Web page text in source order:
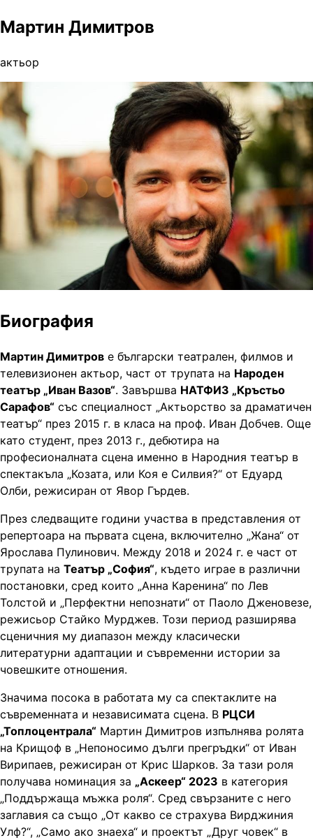
Мартин Димитров
актьор
Биография
Мартин Димитров е български театрален, филмов и
телевизионен актьор, част от трупата на Народен
театър „Иван Вазов“. Завършва НАТФИЗ „Кръстьо
Сарафов“ със специалност „Актьорство за драматичен
театър“ през 2015 г. в класа на проф. Иван Добчев. Още
като студент, през 2013 г., дебютира на
професионалната сцена именно в Народния театър в
спектакъла „Козата, или Коя е Силвия?“ от Едуард
Олби, режисиран от Явор Гърдев.
През следващите години участва в представления от
репертоара на първата сцена, включително „Жана“ от
Ярослава Пулинович. Между 2018 и 2024 г. е част от
трупата на Театър „София“, където играе в различни
постановки, сред които „Анна Каренина“ по Лев
Толстой и „Перфектни непознати“ от Паоло Дженовезе,
режисьор Стайко Мурджев. Този период разширява
сценичния му диапазон между класически
литературни адаптации и съвременни истории за
човешките отношения.
Значима посока в работата му са спектаклите на
съвременната и независимата сцена. В РЦСИ
„Топлоцентрала“ Мартин Димитров изпълнява ролята
на Крищоф в „Непоносимо дълги прегръдки“ от Иван
Вирипаев, режисиран от Крис Шарков. За тази роля
получава номинация за „Аскеер“ 2023 в категория
„Поддържаща мъжка роля“. Сред свързаните с него
заглавия са също „От какво се страхува Вирджиния
Улф?“, „Само ако знаеха“ и проектът „Друг човек“ в